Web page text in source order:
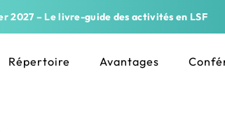
2027 – Le livre-guide des activités en LSF
Répertoire Avantages